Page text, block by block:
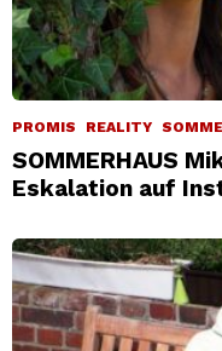
PROMIS REALITY
SOMMERHAUS
Eskalation auf